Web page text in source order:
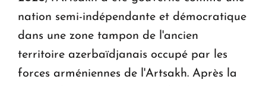
nation semi-indépendante et démocratique
dans une zone tampon de l'ancien
territoire azerbaïdjanais occupé par les
forces arméniennes de l'Artsakh. Après la